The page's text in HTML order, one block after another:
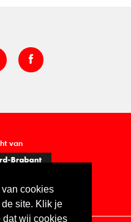
cookies
site. Klik je
dat wij cookies
van